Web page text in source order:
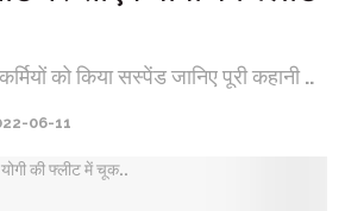
को किया सस्पेंड जानिए पूरी कहानी ..
06-11